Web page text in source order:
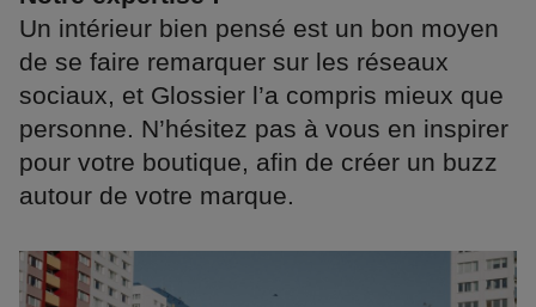
Un intérieur bien pensé est un bon moyen
de se faire remarquer sur les réseaux
sociaux, et Glossier l’a compris mieux que
personne. N’hésitez pas à vous en inspirer
pour votre boutique, afin de créer un buzz
autour de votre marque.